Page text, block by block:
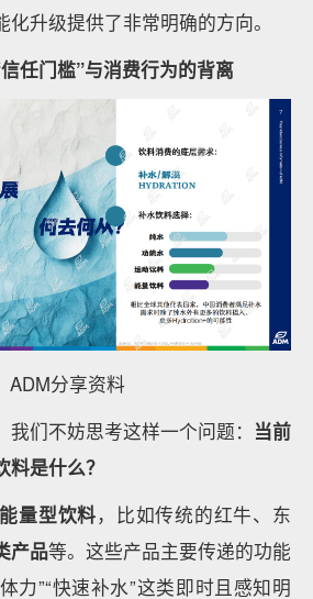
升级提供了非常明确的方向。
信任门槛”与消费行为的背离
ADM分享资料
们不妨思考这样一个问题： 当前
是什么？
能量型饮料，比如传统的红牛、东
产品等。这些产品主要传递的功能
力”“快速补水”这类即时且感知明